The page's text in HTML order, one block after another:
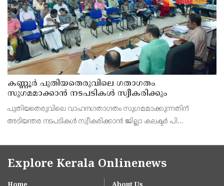
കണ്ണൂർ പുതിയതെരുവിലെ ഗതാഗതം
സുഗമമാക്കാന്‍ നടപടികള്‍ സ്വീകരിക്കും
പുതിയതെരുവിലെ വാഹനഗതാഗതം സുഗമമാക്കുന്നതിന്
അടിയന്തര നടപടികള്‍ സ്വീകരിക്കാന്‍ ജില്ലാ കലക്ടര്‍ പി
Explore Kerala Onlinenews